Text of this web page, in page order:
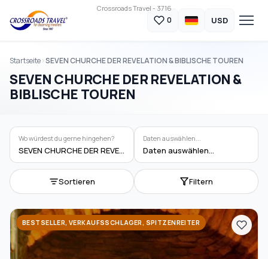
Crossroads Travel - 3716
0 USD
Startseite SEVEN CHURCHE DER REVELATION & BIBLISCHE TOUREN
SEVEN CHURCHE DER REVELATION &
BIBLISCHE TOUREN
Wo würdest du gerne hingehen?
SEVEN CHURCHE DER REVELATION & BIBLISCHE TOUREN
Daten auswählen...
Daten auswählen...
Sortieren Filtern
BESTSELLER, VERKAUFSSCHLAGER, SPITZENREITER